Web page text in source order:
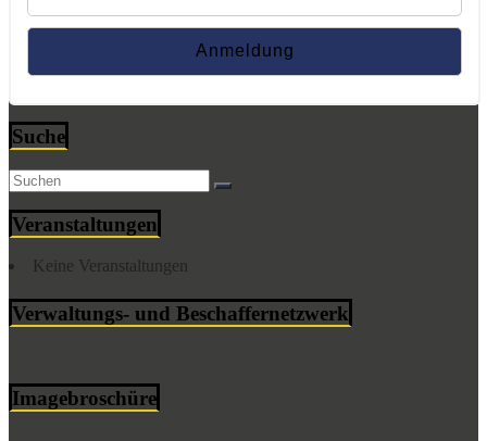
Suche
Veranstaltungen
Keine Veranstaltungen
Verwaltungs- und Beschaffernetzwerk
Imagebroschüre